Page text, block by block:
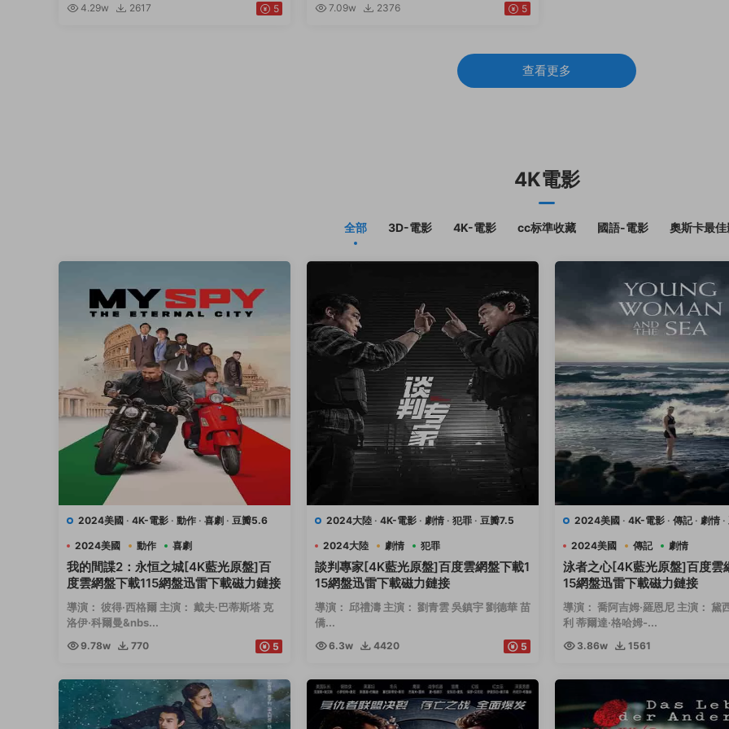
4.29w 2617 5 7.09w 2376 5
查看更多
4K電影
全部 3D-電影 4K-電影 cc标準收藏 國語-電影 奧斯卡最
2024美國 · 4K-電影 · 動作 · 喜劇 · 豆瓣5.6
2024美國 動作 喜劇
我的間諜2：永恒之城[4K藍光原盤]百
度雲網盤下載115網盤迅雷下載磁力鏈接
導演： 彼得·西格爾 主演： 戴夫·巴蒂斯塔 克
洛伊·科爾曼&nbs...
9.78w 770 5
2024大陸 · 4K-電影 · 劇情 · 犯罪 · 豆瓣7.5
2024大陸 劇情 犯罪
談判專家[4K藍光原盤]百度雲網盤下載1
15網盤迅雷下載磁力鏈接
導演： 邱禮濤 主演： 劉青雲 吳鎮宇 劉德華 苗
僑...
6.3w 4420 5
2024美國 · 4K-電影 · 傳記· 劇情 ·
2024美國
傳記 劇情
泳者之心[4K藍光原盤]百度雲
15網盤迅雷下載磁力鏈接
導演： 喬阿吉姆·羅恩尼 主演： 黛
利 蒂爾達·格哈姆-...
3.86w 1561